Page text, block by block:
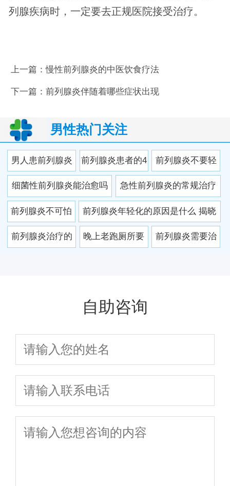
列腺疾病时，一定要去正规医院接受治疗。
上一篇：慢性前列腺炎的中医饮食疗法
下一篇： 前列腺炎伴随着哪些症状出现
男性热门关注
男人患前列腺炎
多因缺水
前列腺炎患者的4
种主要治疗方法
前列腺炎不要轻
信小广告
细菌性前列腺炎能治愈吗 急性前列腺炎的常规治疗
法 中医疗法也显奇效
前列腺炎不可怕
及时治疗是
前列腺炎年轻化的原因是什么 揭晓
导致前列腺炎年轻化的六
前列腺炎治疗的 晚上老跑厕所要
状
前列腺炎需要治
自助咨询